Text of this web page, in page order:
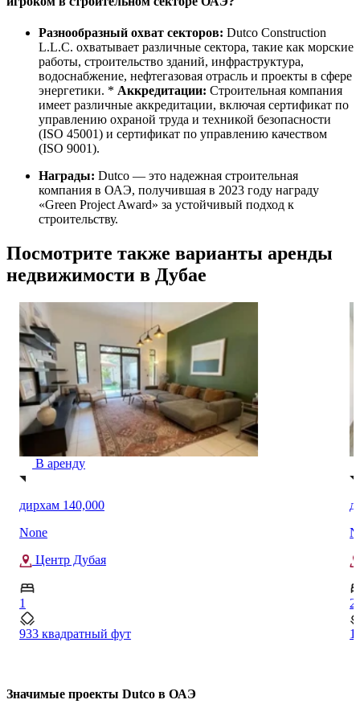
Разнообразный охват секторов: Dutco Construction
L.L.C. охватывает различные сектора, такие как морские
работы, строительство зданий, инфраструктура,
водоснабжение, нефтегазовая отрасль и проекты в сфере
энергетики. * Аккредитации: Строительная компания
имеет различные аккредитации, включая сертификат по
управлению охраной труда и техникой безопасности
(ISO 45001) и сертификат по управлению качеством
(ISO 9001).
Награды: Dutco — это надежная строительная
компания в ОАЭ, получившая в 2023 году награду
«Green Project Award» за устойчивый подход к
строительству.
Посмотрите также варианты аренды
недвижимости в Дубае
В аренду
дирхам 140,000
None
Центр Дубая
1
933 квадратный фут
2
Значимые проекты Dutco в ОАЭ